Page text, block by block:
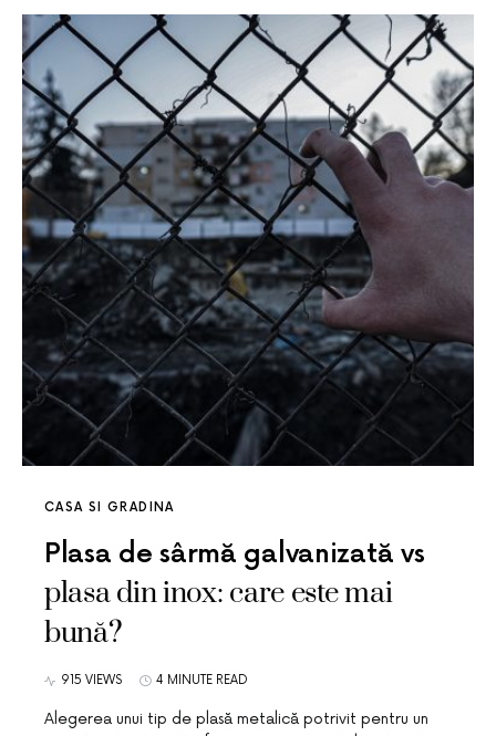
CASA SI GRADINA
Plasa de sârmă galvanizată vs
plasa din inox: care este mai
bună?
915 VIEWS 4 MINUTE READ
Alegerea unui tip de plasă metalică potrivit pentru un